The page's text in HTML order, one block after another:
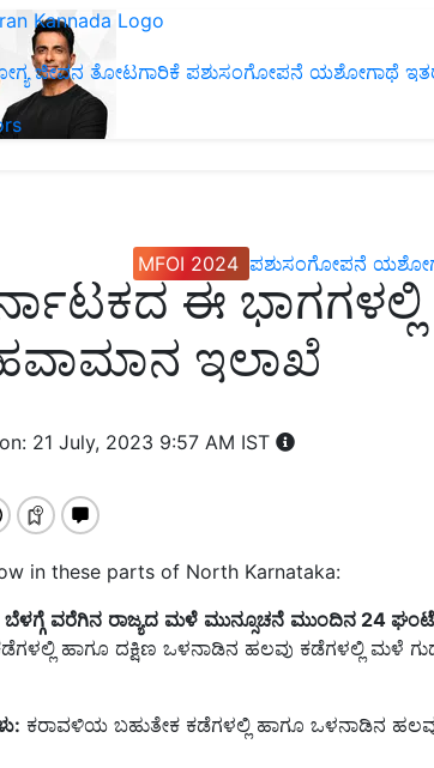
ಜೀವನ ತೋಟಗಾರಿಕೆ ಪಶುಸಂಗೋಪನೆ ಯಶೋಗಾಥೆ
MFOI 2024 ಪಶುಸಂಗೋಪನೆ
ಈ
ಇಲಾಖೆ
21 July, 2023 9:57 AM IST
in these parts of North Karnataka:
ಬೆಳಗ್ಗೆ ವರೆಗಿನ ರಾಜ್ಯದ ಮಳೆ ಮುನ್ಸೂಚನೆ ಮುಂದಿನ 24
ಹಾಗೂ ದಕ್ಷಿಣ ಒಳನಾಡಿನ ಹಲವು ಕಡೆಗಳಲ್ಲಿ ಮಳೆ
: ಕರಾವಳಿಯ ಬಹುತೇಕ ಕಡೆಗಳಲ್ಲಿ ಹಾಗೂ ಒಳನಾಡಿನ